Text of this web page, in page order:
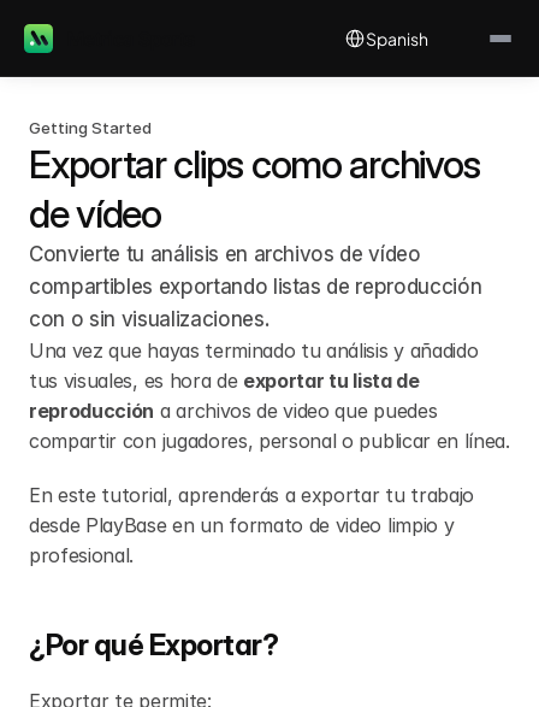
Spanish
Getting Started
Exportar clips como archivos
de vídeo
Convierte tu análisis en archivos de vídeo
compartibles exportando listas de reproducción
con o sin visualizaciones.
Una vez que hayas terminado tu análisis y añadido
tus visuales, es hora de exportar tu lista de
reproducción a archivos de video que puedes
compartir con jugadores, personal o publicar en línea.
En este tutorial, aprenderás a exportar tu trabajo
desde PlayBase en un formato de video limpio y
profesional.
¿Por qué Exportar?
Exportar te permite: